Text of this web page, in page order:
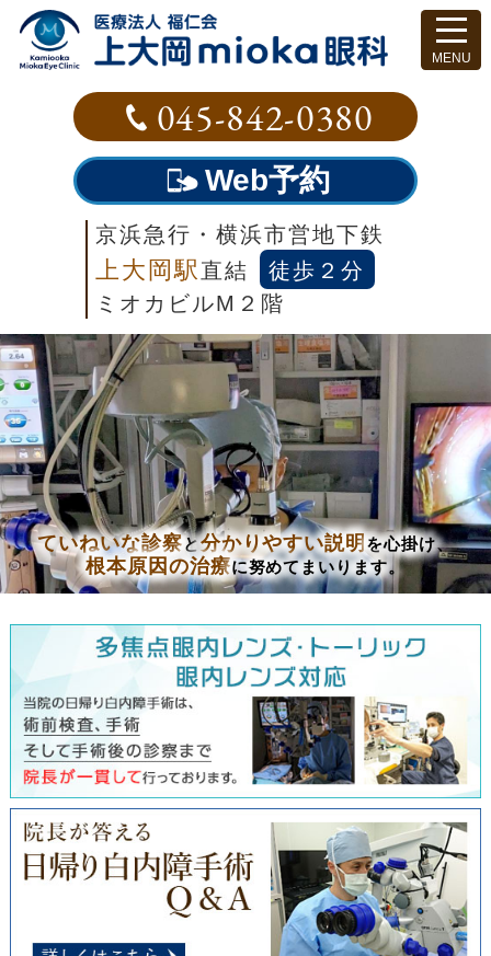
045-842-0380
Web予約
京浜急行・横浜市営地下鉄
上大岡駅 直結
徒歩２分
ミオカビルM２階
ていねいな診察と分かりやすい説明を心掛け、
根本原因の治療に努めてまいります。